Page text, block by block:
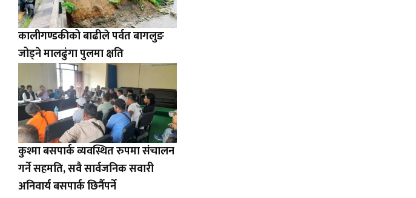
कालीगण्डकीको बाढीले पर्वत बागलुङ
जोड्ने मालढुंगा पुलमा क्षति
कुश्मा बसपार्क व्यवस्थित रुपमा संचालन
गर्ने सहमति, सवै सार्वजनिक सवारी
अनिवार्य बसपार्क छिर्नैपर्ने